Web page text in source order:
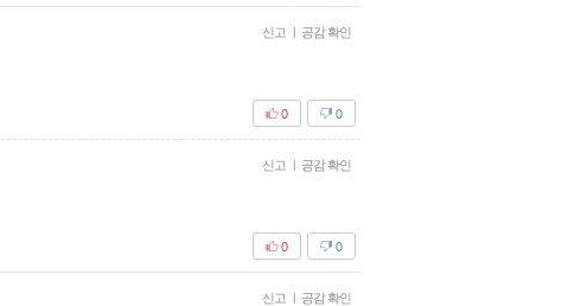
신고 | 공감 확인
0
0
신고 | 공감 확인
0
0
신고 | 공감 확인